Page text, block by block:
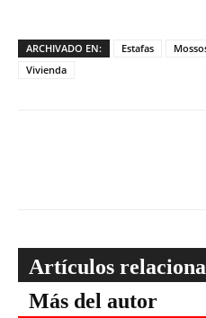
ARCHIVADO EN: Estafas
Vivienda
Artículos
Más del autor